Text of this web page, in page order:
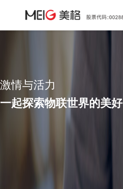
激情与活力
一起探索物联世界的美好